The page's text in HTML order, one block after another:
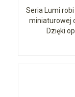
Seria Lumi
miniaturowej
Dzięki